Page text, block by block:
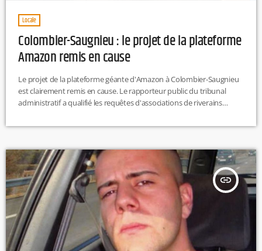
Locale
Colombier-Saugnieu : le projet de la plateforme
Amazon remis en cause
Le projet de la plateforme géante d'Amazon à Colombier-Saugnieu
est clairement remis en cause. Le rapporteur public du tribunal
administratif a qualifié les requêtes d'associations de riverains
d'ici trois semaines.
insert_link